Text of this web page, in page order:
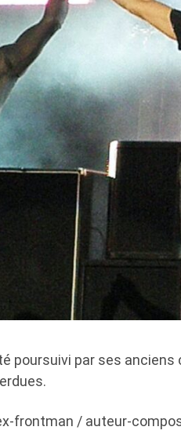
poursuivi par ses
frontman / auteur-